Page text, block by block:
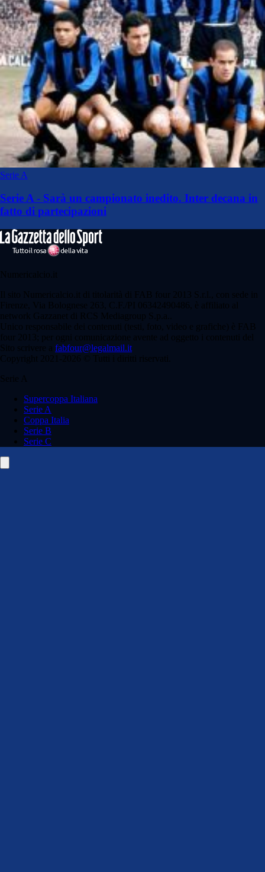
Serie A
Serie A - Sarà un campionato inedito. Inter decana in
fatto di partecipazioni
Numericalcio.it
Il sito Numericalcio.it di titolarità di FAB four 2013 S.r.l., con sede in
Firenze, Via Bolognese 263, C.F./PI 06342490486, è affiliato al
network Gazzanet di RCS Mediagroup S.p.a..
Unico responsabile dei contenuti (testi, foto, video e grafiche) è FAB
four 2013; per ogni comunicazione avente ad oggetto i contenuti del
Sito scrivere a fabfour@legalmail.it
Copyright 2021-2026 © Tutti i diritti riservati.
Serie A
Supercoppa Italiana
Serie A
Coppa Italia
Serie B
Serie C